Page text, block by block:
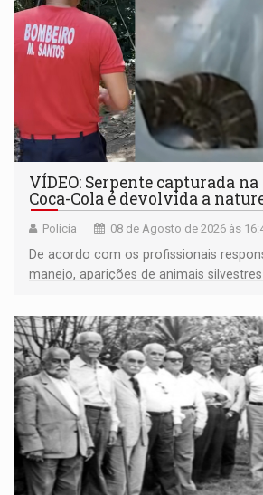
VÍDEO: Serpente capturada
Coca-Cola é devolvida a
Polícia 08 de Agosto de 2026 às
De acordo com os profissionais
manejo, aparições de animais